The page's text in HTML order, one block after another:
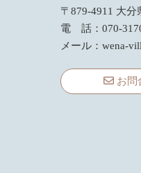
〒879-4911 大
電 話：070-
メール： wena-
お問